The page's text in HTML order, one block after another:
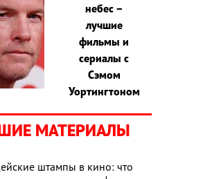
небес –
лучшие
фильмы и
сериалы с
Сэмом
Уортингтоном
МАТЕРИАЛЫ
штампы в кино: что